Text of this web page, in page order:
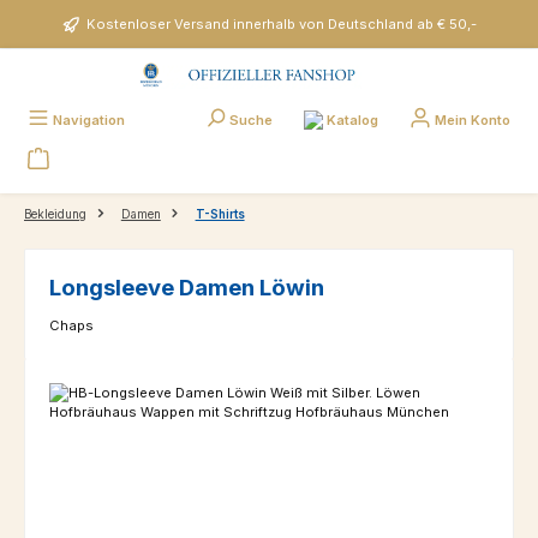
Zum Hauptinhalt springenKostenloser Versand innerhalb von Deutschland ab € 50,-
Navigation Suche Katalog Mein Konto
Bekleidung Damen T-Shirts
Longsleeve Damen Löwin
Chaps
Bildergalerie überspringen